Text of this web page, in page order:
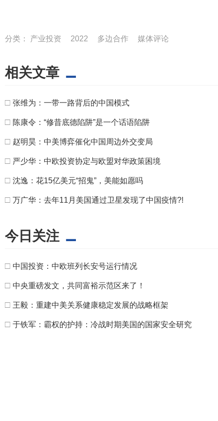
分类： 产业投资 2022 多边合作 媒体评论
相关文章
□ 张维为：一带一路背后的中国模式
□ 陈康令：“修昔底德陷阱”是一个话语陷阱
□ 赵明昊：中美博弈催化中国周边外交变局
□ 严少华：中欧投资协定与欧盟对华政策困境
□ 沈逸：花15亿美元“招鬼”，美能如愿吗
□ 万广华：去年11月美国通过卫星发现了中国疫情?!
今日关注
□ 中国投资：中欧班列长安号运行情况
□ 中央重磅发文，共同富裕示范区来了！
□ 王毅：重建中美关系健康稳定发展的战略框架
□ 于铁军：霸权的护持：冷战时期美国的国家安全研究